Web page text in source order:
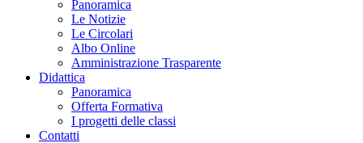
Panoramica
Le Notizie
Le Circolari
Albo Online
Amministrazione Trasparente
Didattica
Panoramica
Offerta Formativa
I progetti delle classi
Contatti